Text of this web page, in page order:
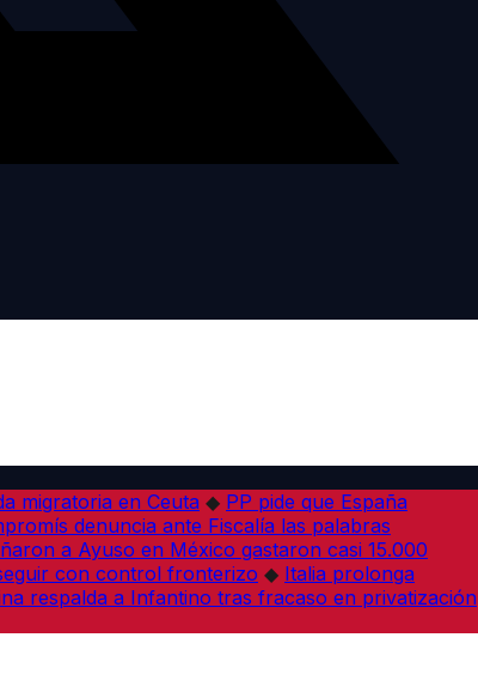
migratoria en Ceuta ◆ PP pide que España
denuncia ante Fiscalía las palabras
a Ayuso en México gastaron casi 15.000
con control fronterizo ◆ Italia prolonga
respalda a Infantino tras fracaso en privatización